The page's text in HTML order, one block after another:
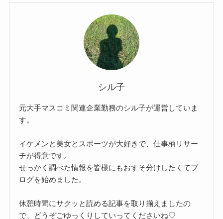
シル子
元大手マスコミ関連企業勤務のシル子が運営していま
す。
イケメンと美女とスポーツが大好きで、仕事柄リサー
チが得意です。
せっかく調べた情報を皆様にもおすそ分けしたくてブ
ログを始めました。
休憩時間にサクッと読める記事を取り揃えましたの
で、どうぞごゆっくりしていってくださいね♡